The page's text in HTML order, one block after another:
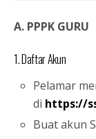
A. PPPK GURU
1. Daftar Akun
Pelamar
di https://
Buat akun